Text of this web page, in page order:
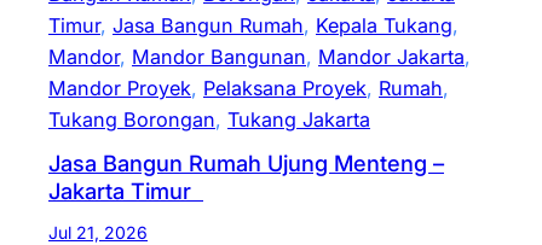
Timur, Jasa Bangun Rumah, Kepala Tukang
Mandor, Mandor Bangunan, Mandor Jakarta
Mandor Proyek, Pelaksana Proyek, Rumah
Tukang Borongan, Tukang Jakarta
Jasa Bangun Rumah Ujung Menteng –
Jakarta Timur
Jul 21, 2026